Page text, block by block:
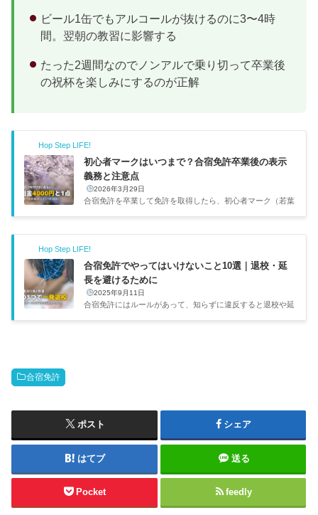
ビール1缶でもアルコールが抜けるのに3〜4時
間。翌朝の教習に影響する
たった2週間なのでノンアルで乗り切って卒業後
の祝杯を楽しみにするのが正解
Hop Step LIFE!
初心者マークはいつまで？合宿免許卒業後の表示
義務と注意点
2026年3月29日
合宿免許を卒業して免許を取得したら、初心者マーク（若葉
点数1点＋反則金4,000円。初心者期間中に3点以上で初心運
転者講習の対象になるため、こんなところで点数を削られる
のは避けたい。マグネットタイプが最も一般的で、2枚セッ
ト300〜500円程度で購入できる。初心者マークのタイプ比
較マグネットタイプが付け外しも簡単で最も使いやすい。た
だしアルミボディの車にはマグネットが付かないので注意が
必要だ。タイプ価...
Hop Step LIFE!
合宿免許でやってはいけないこと10選｜退校・延
長を避けるために
2025年9月11日
合宿免許にはルールがあって、知らずに違反すると退校や延
校＋通報費用返...
合宿免許
ポスト シェア
はてブ 送る
Pocket feedly